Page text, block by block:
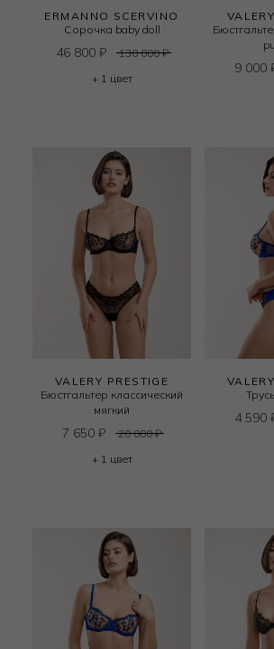
ERMANNO SCERVINO
Сорочка baby doll
46 800 ₽ 130 000₽
+ 1 цвет
9 000
VALERY PRESTIGE
Бюстгальтер классический
мягкий
7 650 ₽ 20 000₽
+ 1 цвет
4 590